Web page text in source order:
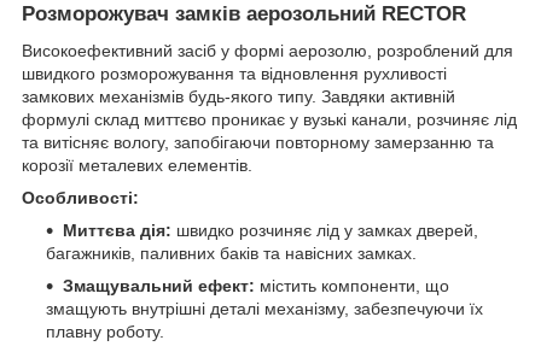
Розморожувач замків аерозольний RECTOR
Високоефективний засіб у формі аерозолю, розроблений для
швидкого розморожування та відновлення рухливості
замкових механізмів будь-якого типу. Завдяки активній
формулі склад миттєво проникає у вузькі канали, розчиняє лід
та витісняє вологу, запобігаючи повторному замерзанню та
корозії металевих елементів.
Особливості:
Миттєва дія: швидко розчиняє лід у замках дверей,
багажників, паливних баків та навісних замках.
Змащувальний ефект: містить компоненти, що
змащують внутрішні деталі механізму, забезпечуючи їх
плавну роботу.